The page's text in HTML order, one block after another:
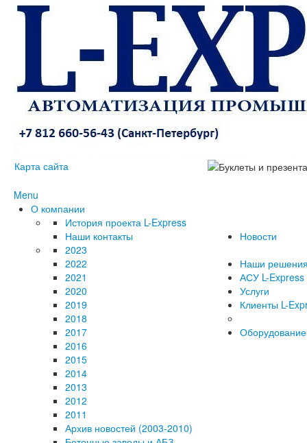
Карта сайта
Menu
О компании
История проекта L-Express
Наши контакты
Новости
2023
2022
2021
2020
2019
2018
2017
2016
2015
2014
2013
2012
2011
Архив новостей (2003-2010)
Наши
АСУ L-Express
Услуги
Клиенты L-
Оборудование